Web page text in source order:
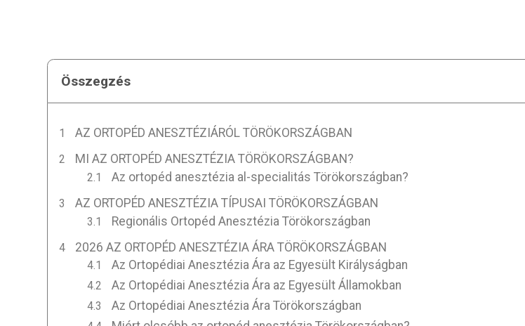
Összegzés
AZ ORTOPÉD ANESZTÉZIÁRÓL TÖRÖKORSZÁGBAN
MI AZ ORTOPÉD ANESZTÉZIA TÖRÖKORSZÁGBAN?
Az ortopéd anesztézia al-specialitás Törökországban?
AZ ORTOPÉD ANESZTÉZIA TÍPUSAI TÖRÖKORSZÁGBAN
Regionális Ortopéd Anesztézia Törökországban
2026 AZ ORTOPÉD ANESZTÉZIA ÁRA TÖRÖKORSZÁGBAN
Az Ortopédiai Anesztézia Ára az Egyesült Királyságban
Az Ortopédiai Anesztézia Ára az Egyesült Államokban
Az Ortopédiai Anesztézia Ára Törökországban